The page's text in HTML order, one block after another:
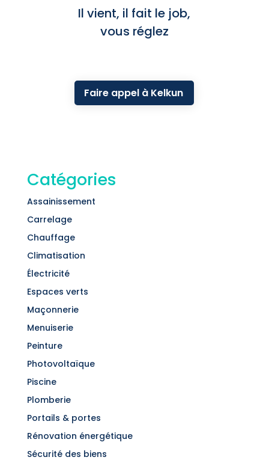
Il vient, il fait le job,
vous réglez
Faire appel à Kelkun
Catégories
Assainissement
Carrelage
Chauffage
Climatisation
Électricité
Espaces verts
Maçonnerie
Menuiserie
Peinture
Photovoltaïque
Piscine
Plomberie
Portails & portes
Rénovation énergétique
Sécurité des biens